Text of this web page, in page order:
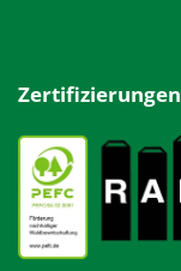
Zertifizierungen